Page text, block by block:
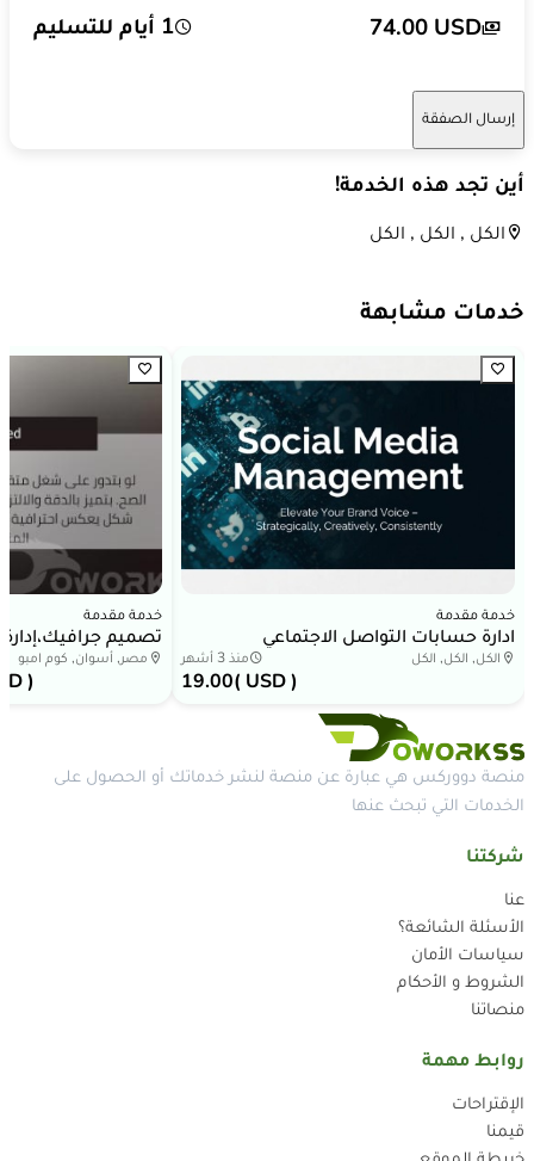
74.00 USD 1 أيام للتسليم
إرسال الصفقة
أين تجد هذه الخدمة!
الكل , الكل , الكل
خدمات مشابهة
خدمة مقدمة
ادارة حسابات التواصل الاجتماعي
الكل, الكل, الكل منذ 3 أشهر
19.00( USD )
خدمة مقدمة
تصميم
ميديا والرد على
مصر, أسوان, كوم امبو
)
منصة دووركس هي عبارة عن منصة لنشر خدماتك أو الحصول على
الخدمات التي تبحث عنها
شركتنا
عنا
الأسئلة الشائعة؟
سياسات الأمان
الشروط و الأحكام
منصاتنا
روابط مهمة
الإقتراحات
قيمنا